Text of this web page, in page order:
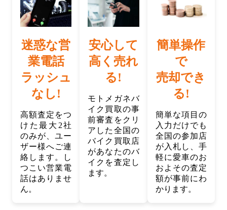
迷惑な営
業電話
ラッシュ
なし!
高額査定をつ
けた最大2社
のみが、ユー
ザー様へご連
絡します。し
つこい営業電
話はありませ
ん。
安心して
高く売れ
る!
モトメガネバ
イク買取の事
前審査をクリ
アした全国の
バイク買取店
があなたのバ
イクを査定し
ます。
簡単操作
で
売却でき
る!
簡単な項目の
入力だけでも
全国の参加店
が入札し、手
軽に愛車のお
およその査定
額が事前にわ
かります。